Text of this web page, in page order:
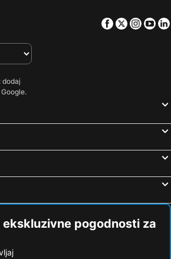
Facebook
Twitter
dodaj
ekskluzivne pogodnosti za